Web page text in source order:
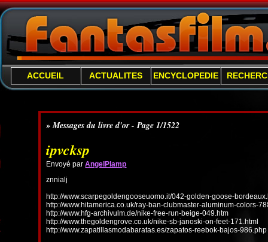
ACCUEIL ACTUALITES ENCYCLOPEDIE
» Messages du livre d'or - Page 1/1522
ipvcksp
Envoyé parAngelPlamp
znnialj
http://www.scarpegoldengooseuomo.it/042-golden-goose-
http://www.hitamerica.co.uk/ray-ban-clubmaster-aluminum-colors-
http://www.hfg-archivulm.de/nike-free-run-beige-049.htm
http://www.thegoldengrove.co.uk/nike-sb-janoski-on-feet-171.html
http://www.zapatillasmodabaratas.es/zapatos-reebok-bajos-986.php